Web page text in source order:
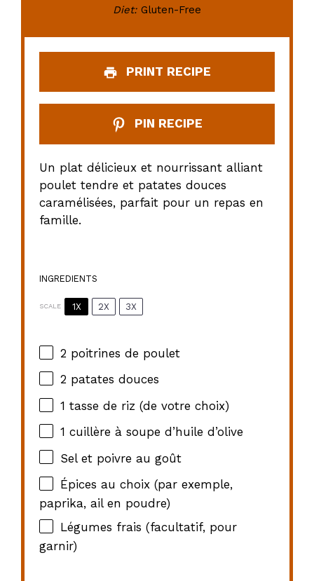
Diet: Gluten-Free
PRINT RECIPE
PIN RECIPE
Un plat délicieux et nourrissant alliant
poulet tendre et patates douces
caramélisées, parfait pour un repas en
famille.
INGREDIENTS
SCALE 1X 2X 3X
2 poitrines de poulet
2 patates douces
1 tasse de riz (de votre choix)
1 cuillère à soupe d’huile d’olive
Sel et poivre au goût
Épices au choix (par exemple,
paprika, ail en poudre)
Légumes frais (facultatif, pour
garnir)